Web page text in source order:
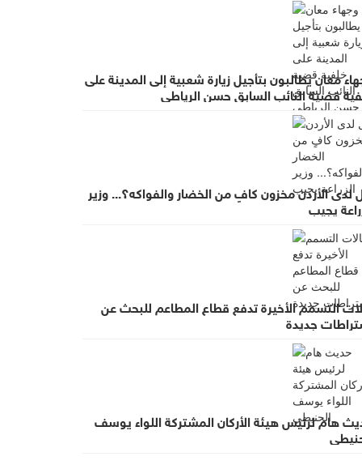
معان يطالبون بتأجيل زيارة شعبية إلى المدينة على
قضية النائب السابق حسن الرياطي
لدى الأردن مخزون كافٍ من الخضار والفواكه؟... وزير
يجيب
التسمم الأخيرة تدفع قطاع المطاعم للبحث عن
جديدة
هام لرئيس هيئة الأركان المشتركة اللواء يوسف